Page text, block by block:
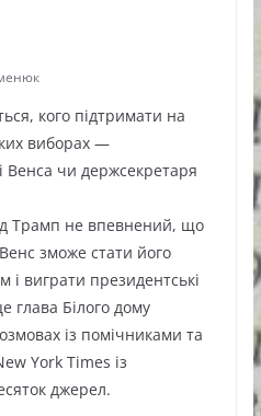
кого підтримати на
виборах —
Венса чи держсекретаря
Трамп не впевнений, що
зможе стати його
і виграти президентські
глава Білого дому
із помічниками та
York Times із
джерел.